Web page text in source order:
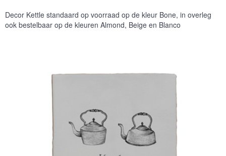
Decor Kettle standaard op voorraad op de kleur Bone, in overleg
ook bestelbaar op de kleuren Almond, Beige en Blanco